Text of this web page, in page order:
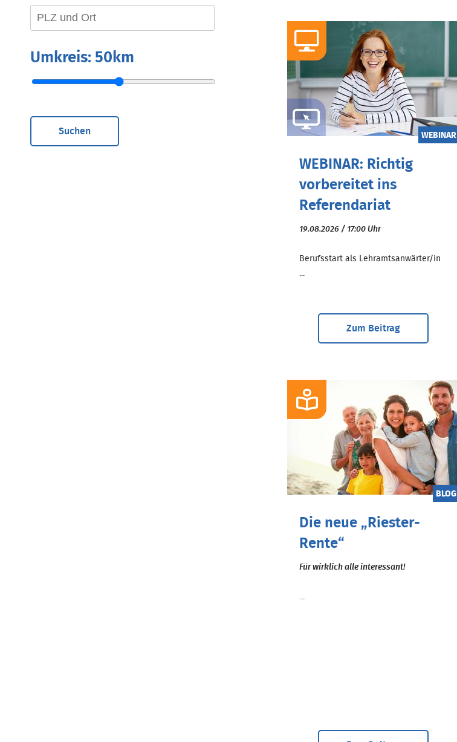
Umkreis: 50km
Suchen WEBINAR
WEBINAR: Richtig
vorbereitet ins
Referendariat
19.08.2026 / 17:00 Uhr
Berufsstart als Lehramtsanwärter/in
...
Zum Beitrag
BLOG
Die neue „Riester-
Rente“
Für wirklich alle interessant!
...